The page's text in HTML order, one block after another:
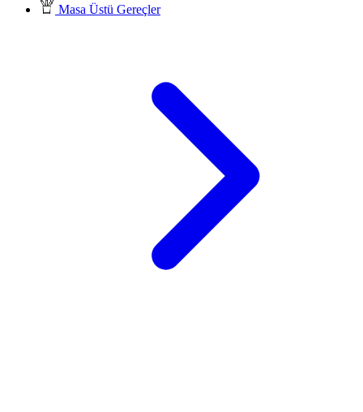
Masa Üstü Gereçler